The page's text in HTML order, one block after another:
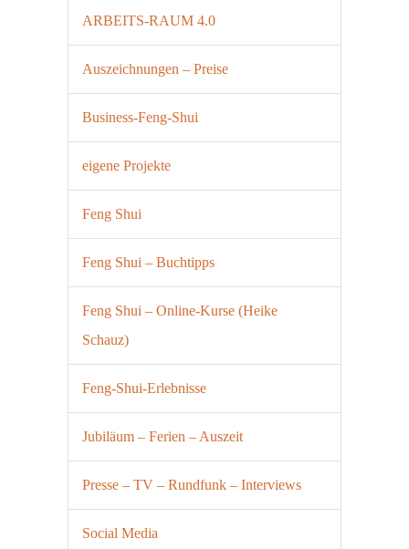
ARBEITS-RAUM 4.0
Auszeichnungen – Preise
Business-Feng-Shui
eigene Projekte
Feng Shui
Feng Shui – Buchtipps
Feng Shui – Online-Kurse (Heike
Schauz)
Feng-Shui-Erlebnisse
Jubiläum – Ferien – Auszeit
Presse – TV – Rundfunk – Interviews
Social Media